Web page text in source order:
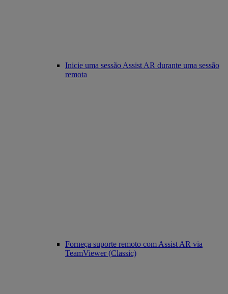
Inicie uma sessão Assist AR durante uma sessão
remota
Forneça suporte remoto com Assist AR via
TeamViewer (Classic)